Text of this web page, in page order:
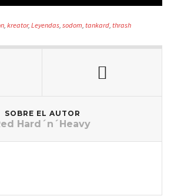
, kreator, Leyendas, sodom, tankard, thrash
SOBRE EL AUTOR
Hard´n´Heavy